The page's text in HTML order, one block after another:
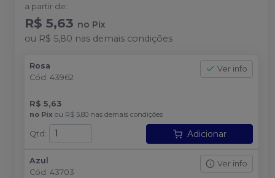
a partir de:
R$ 5,63 no Pix
ou R$ 5,80 nas demais condições
Rosa
Cód. 43962
Ver info
R$ 5,63
no Pix ou R$ 5,80 nas demais condições
Qtd : Adicionar
Azul
Cód. 43703
Ver info